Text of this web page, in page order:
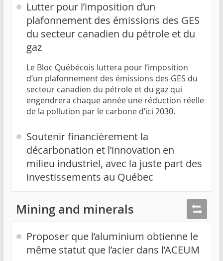
Lutter pour l’imposition d’un
plafonnement des émissions des GES
du secteur canadien du pétrole et du
gaz
Le Bloc Québécois luttera pour l’imposition
d’un plafonnement des émissions des GES du
secteur canadien du pétrole et du gaz qui
engendrera chaque année une réduction réelle
de la pollution par le carbone d’ici 2030.
Soutenir financièrement la
décarbonation et l’innovation en
milieu industriel, avec la juste part des
investissements au Québec
Mining and minerals
Proposer que l’aluminium obtienne le
même statut que l’acier dans l’ACEUM